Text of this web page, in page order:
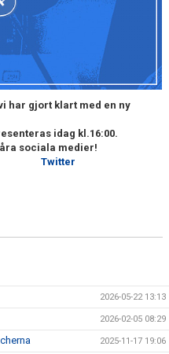
har gjort klart med en ny
idag kl.16:00.
sociala medier!
Twitter
2026-05-22 13:13
2026-02-05 08:29
2025-11-17 19:06